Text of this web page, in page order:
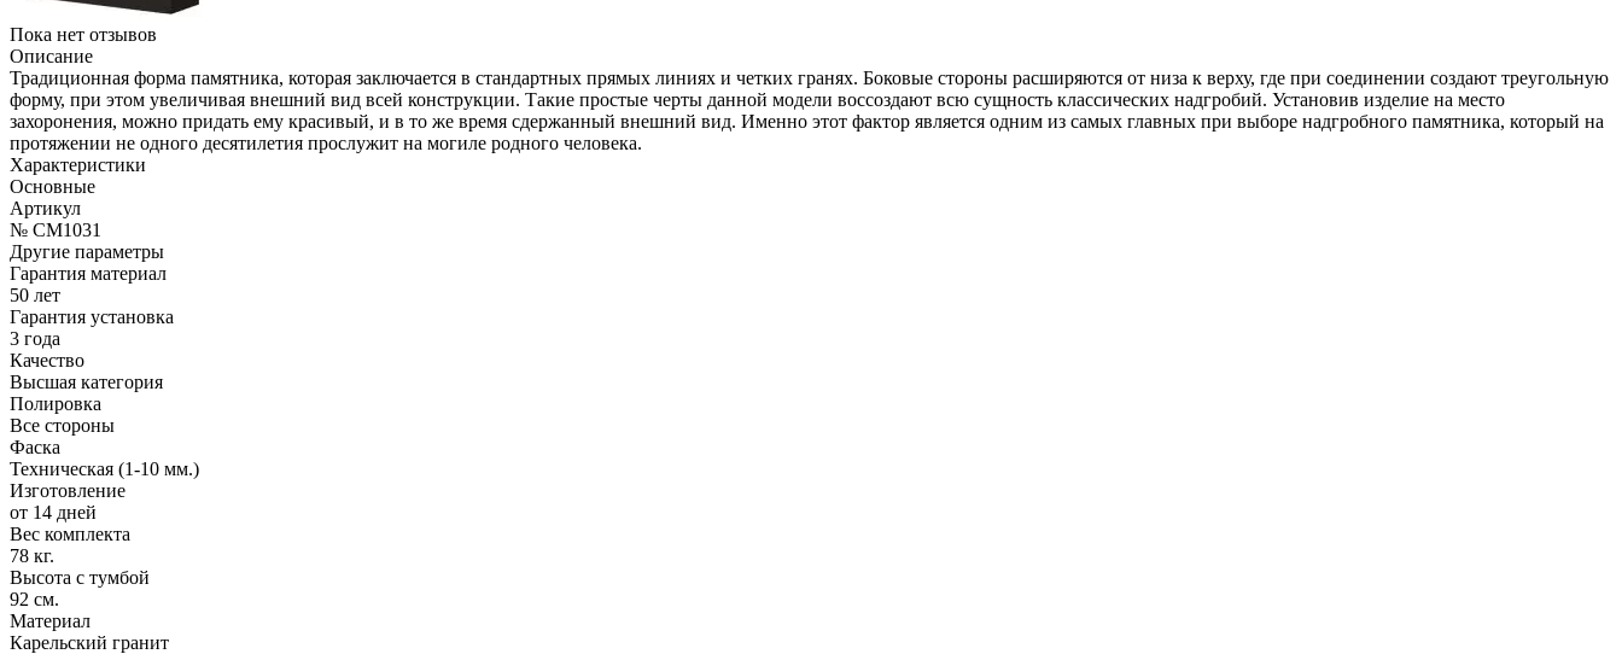
Пока нет отзывов
Описание
Традиционная форма памятника, которая заключается в стандартных прямых линиях и четких гранях. Боковые стороны расширяются от низа к верху, где при соединении создают треугольную
форму, при этом увеличивая внешний вид всей конструкции. Такие простые черты данной модели воссоздают всю сущность классических надгробий. Установив изделие на место
захоронения, можно придать ему красивый, и в то же время сдержанный внешний вид. Именно этот фактор является одним из самых главных при выборе надгробного памятника, который на
протяжении не одного десятилетия прослужит на могиле родного человека.
Характеристики
Основные
Артикул
№ CM1031
Другие параметры
Гарантия материал
50 лет
Гарантия установка
3 года
Качество
Высшая категория
Полировка
Все стороны
Фаска
Техническая (1-10 мм.)
Изготовление
от 14 дней
Вес комплекта
78 кг.
Высота с тумбой
92 см.
Материал
Карельский гранит